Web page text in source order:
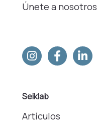
Únete a nosotros
Seiklab
Artículos